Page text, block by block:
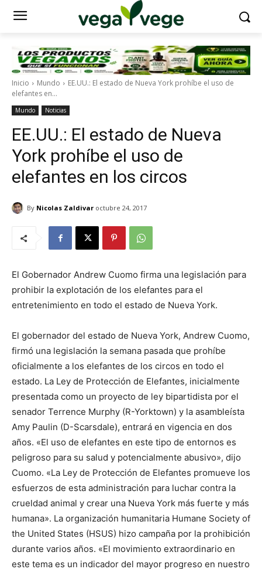
Inicio Mundo
EE.UU.: El estado de Nueva York prohíbe el uso de
elefantes en...
Mundo Noticias
EE.UU.: El estado de Nueva
York prohíbe el uso de
elefantes en los circos
By Nicolas Zaldivar octubre 24, 2017
El Gobernador Andrew Cuomo firma una legislación para
prohibir la explotación de los elefantes para el
entretenimiento en todo el estado de Nueva York.
El gobernador del estado de Nueva York, Andrew Cuomo,
firmó una legislación la semana pasada que prohíbe
oficialmente a los elefantes de los circos en todo el
estado. La Ley de Protección de Elefantes, inicialmente
presentada como un proyecto de ley bipartidista por el
senador Terrence Murphy (R-Yorktown) y la asambleísta
Amy Paulin (D-Scarsdale), entrará en vigencia en dos
años. «El uso de elefantes en este tipo de entornos es
peligroso para su salud y potencialmente abusivo», dijo
Cuomo. «La Ley de Protección de Elefantes promueve los
esfuerzos de esta administración para luchar contra la
crueldad animal y crear una Nueva York más fuerte y más
humana». La organización humanitaria Humane Society of
the United States (HSUS) hizo campaña por la prohibición
durante varios años. «El movimiento extraordinario en
este tema es un indicador del mayor progreso en nuestro